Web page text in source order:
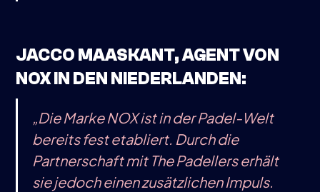
JACCO MAASKANT, AGENT VON
NOX IN DEN NIEDERLANDEN:
„Die Marke NOX ist in der Padel-Welt
bereits fest etabliert. Durch die
Partnerschaft mit The Padellers erhält
sie jedoch einen zusätzlichen Impuls.